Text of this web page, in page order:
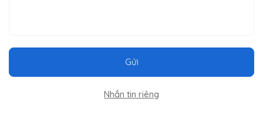
Gửi
Nhắn tin riêng